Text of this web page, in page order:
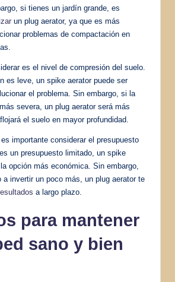
si tienes un jardín grande, es
un plug aerator, ya que es más
problemas de compactación en
es el nivel de compresión del suelo.
es leve, un spike aerator puede ser
el problema. Sin embargo, si la
severa, un plug aerator será más
el suelo en mayor profundidad.
importante considerar el presupuesto
un presupuesto limitado, un spike
opción más económica. Sin embargo,
invertir un poco más, un plug aerator te
a largo plazo.
para mantener
sano y bien